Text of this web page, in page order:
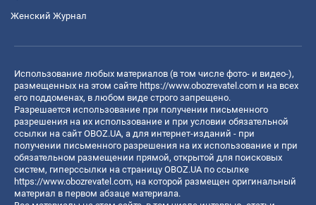
Женский Журнал
Использование любых материалов (в том числе фото- и видео-),
размещенных на этом сайте https://www.obozrevatel.com и на всех
его поддоменах, в любом виде строго запрещено.
Разрешается использование при получении письменного
разрешения на их использование и при условии обязательной
ссылки на сайт OBOZ.UA, а для интернет-изданий - при
получении письменного разрешения на их использование и при
обязательном размещении прямой, открытой для поисковых
систем, гиперссылки на страницу OBOZ.UA по ссылке
https://www.obozrevatel.com, на которой размещен оригинальный
материал в первом абзаце материала.